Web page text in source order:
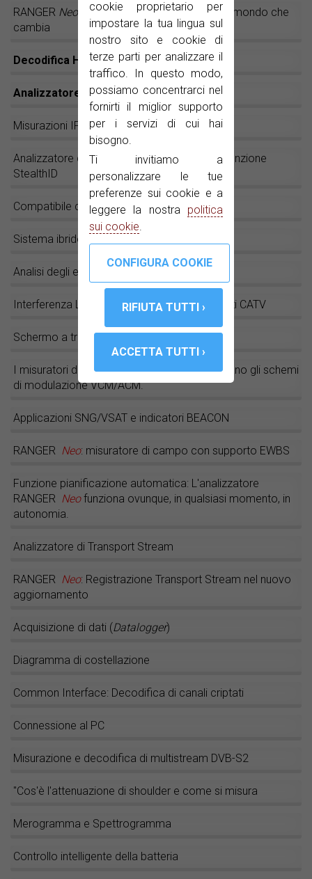
cookie proprietario per
impostare la tua lingua sul
nostro sito e cookie di
terze parti per analizzare il
traffico. In questo modo,
possiamo concentrarci nel
fornirti il miglior supporto
per i servizi di cui hai
bisogno.
Ti invitiamo a
personalizzare le tue
preferenze sui cookie e a
leggere la nostra politica
sui cookie
RANGER Neo : Il tuo strumento di analisi per il mondo che
cambia
Decodifica HEVC H.265
Analizzatore WiFi 2,4 GHz
Misurazioni IPTV sul RANGER Neo
Analizzatore di spettri rapido e preciso con funzione
StealthID
Compatibile con LNB a banda larga (wbLNB)
Sistema ibrido: Pannello tattile + Tasti fisici
Analisi degli echi dinamici
Interferenza LTE nei sistemi SMATV e nelle reti CATV
Schermo a tripla divisione
I misuratori di campo RANGER Neosupportano gli schemi
di modulazione VCM/ACM.
Applicazioni SNG/VSAT e indicatori BEACON
RANGER Neo: misuratore di campo con supporto EWBS
Funzione pianificazione automatica: L'analizzatore
RANGER Neofunziona ovunque, in qualsiasi momento, in
autonomia.
Analizzatore di Transport Stream
RANGER Neo: Registrazione Transport Stream nel nuovo
aggiornamento
Acquisizione di dati (Datalogger)
Diagramma di costellazione
Common Interface: Decodifica di canali criptati
Connessione al PC
Misurazione e decodifica di multistream DVB-S2
"Cos'è l'attenuazione di shoulder e come si misura
Merogramma e Spettrogramma
Controllo intelligente della batteria